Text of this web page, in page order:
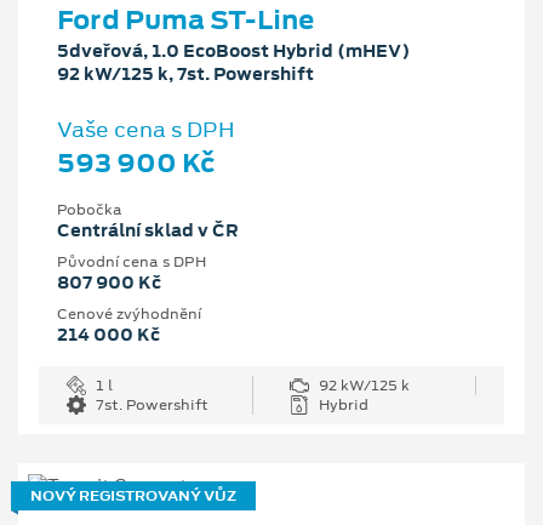
Ford Puma ST-Line
5dveřová, 1.0 EcoBoost Hybrid (mHEV)
92 kW/125 k, 7st. Powershift
Vaše cena s DPH
593 900 Kč
Pobočka
Centrální sklad v ČR
Původní cena s DPH
807 900 Kč
Cenové zvýhodnění
214 000 Kč
1 l
92 kW/125 k
7st. Powershift
Hybrid
NOVÝ REGISTROVANÝ VŮZ